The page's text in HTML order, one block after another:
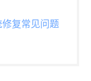
复常见问题